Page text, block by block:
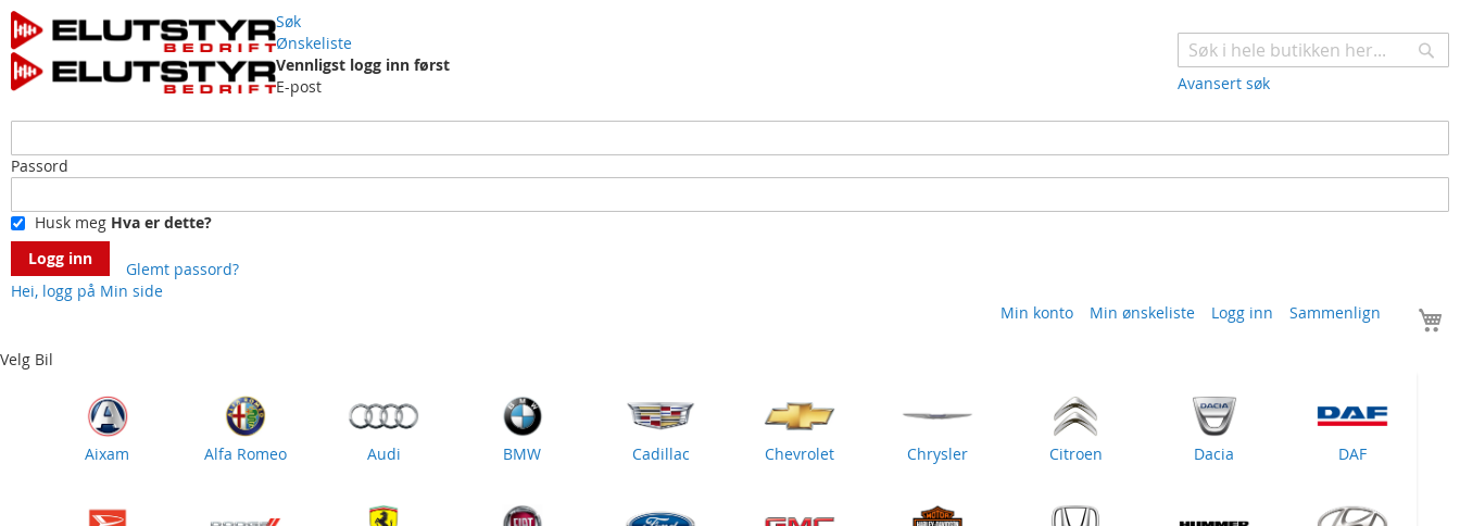
Søk
Avansert søk
Søk
Ønskeliste
Vennligst logg inn først
E-post
Passord
Husk meg Hva er dette?
Logg inn
Glemt passord?
Hei, logg på Min side
Min konto Min ønskeliste Logg inn Sammenlign
Content
Velg Bil
Aixam Alfa Romeo Audi BMW Cadillac Chevrolet Chrysler Citroen Dacia DAF